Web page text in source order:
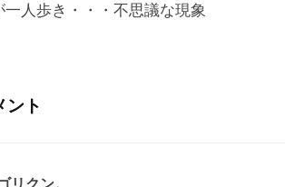
一人歩き・・・不思議な現象
ント
リクン。